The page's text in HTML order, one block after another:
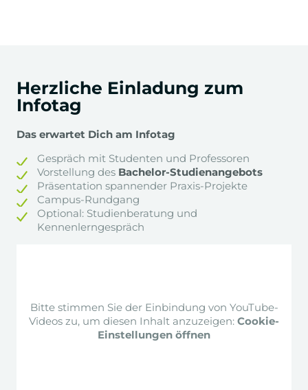
Praxis-Projekt Digital Media Lab
Interkulturelle
Kommunikationspsychologie &
Campaigning
+
Persuasive Kommunikation
Herzliche Einladung zum
Infotag
Das erwartet Dich am Infotag
Gespräch mit Studenten und Professoren
Vorstellung des Bachelor-Studienangebots
Präsentation spannender Praxis-Projekte
Campus-Rundgang
Optional: Studienberatung und
Kennenlerngespräch
Bitte stimmen Sie der Einbindung von YouTube-
Videos zu, um diesen Inhalt anzuzeigen: Cookie-
Einstellungen öffnen